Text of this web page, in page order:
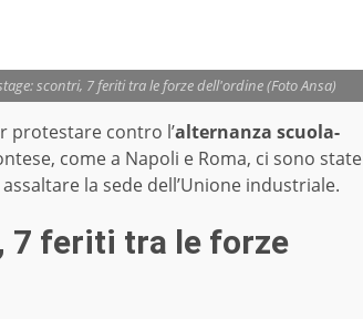
scontri, 7 feriti tra le forze dell'ordine (Foto Ansa)
protestare contro l’alternanza scuola-
come a Napoli e Roma, ci sono state
la sede dell’Unione industriale.
7 feriti tra le forze